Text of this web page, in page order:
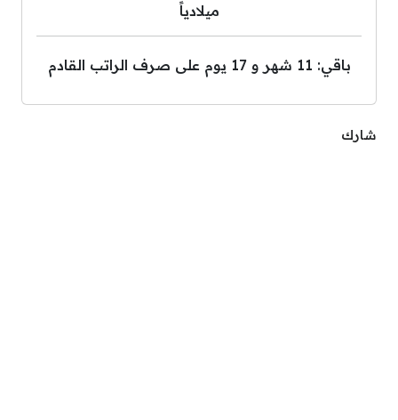
ميلادياً
باقي: 11 شهر و 17 يوم على صرف الراتب القادم
شارك